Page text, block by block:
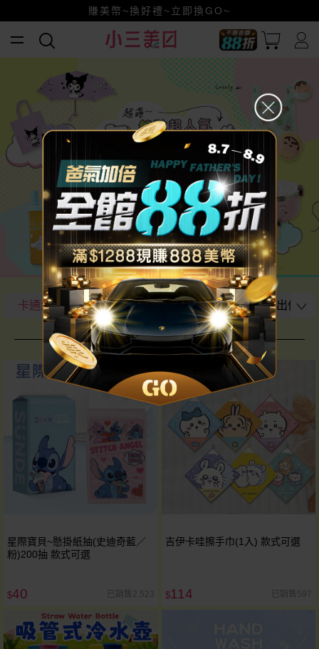
賺美幣~換好禮~立即換GO~
小三美日x全支付~美幣+全點折上折超划算
全館88折爸氣加倍！
卡通大聯萌 超萌~盤點超人氣卡通療癒小物 開出你的
卡通大聯萌
星際寶貝~懸掛紙抽(史迪奇藍／
粉)200抽 款式可選
$40 已銷售2,523
吉伊卡哇擦手巾(1入) 款式可選
$114 已銷售597